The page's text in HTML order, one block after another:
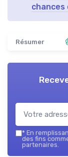
chances
Résumer
* En
des fins
partenaires.